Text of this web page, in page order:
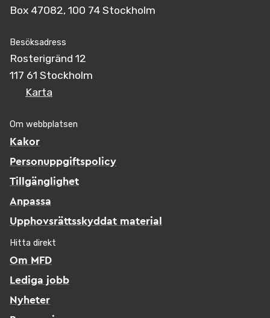
Box 47082, 100 74 Stockholm
Besöksadress
Rosterigränd 12
117 61 Stockholm
Karta
Om webbplatsen
Kakor
Personuppgiftspolicy
Tillgänglighet
Anpassa
Upphovsrättsskyddat material
Hitta direkt
Om MFD
Lediga jobb
Nyheter